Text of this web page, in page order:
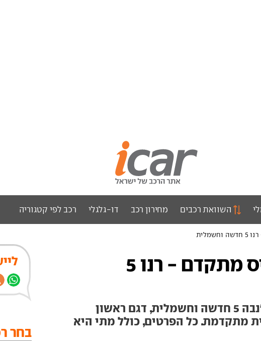
השוואת רכבים מחירון רכב דו-גלגלי רכב לפי קטגוריה
מראה נוסטלגי ובסיס מתקדם - רנו 5
רנו חשפה עם פתיחת תערוכת ז'נבה 5 חדשה וחשמלית, דגם ראשון
מתקדמת. כל הפרטים, כולל מתי היא
בחר